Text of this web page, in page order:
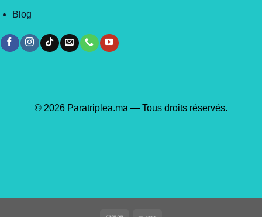
Blog
© 2026 Paratriplea.ma — Tous droits réservés.